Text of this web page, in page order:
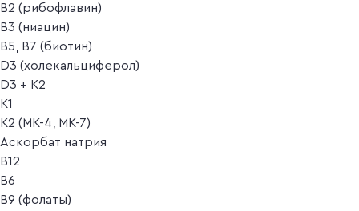
B2 (рибофлавин)
B3 (ниацин)
B5, B7 (биотин)
D3 (холекальциферол)
D3 + K2
K1
K2 (MK-4, MK-7)
Аскорбат натрия
В12
В6
В9 (фолаты)